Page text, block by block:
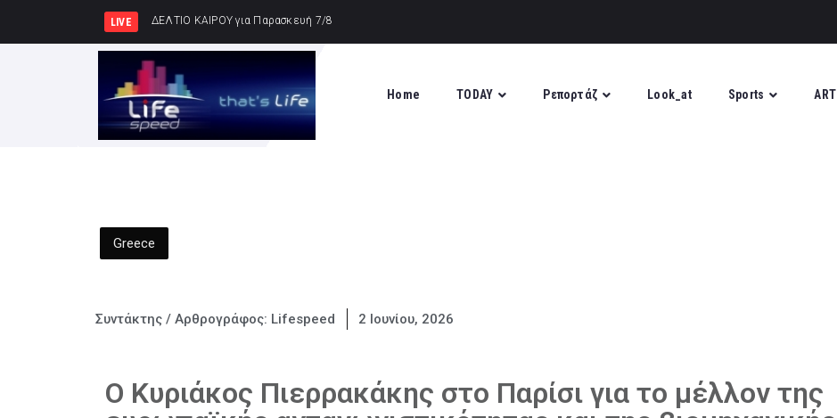
LIVE Κυρ. Μητσοτάκης: Η ενίσχυ
Home TODAY Ρεπορτάζ Look_at Sports ART
Greece
Συντάκτης / Αρθρογράφος: Lifespeed 2 Ιουνίου, 2026
Ο Κυριάκος Πιερρακάκης στο Παρίσι για το μέλλον της